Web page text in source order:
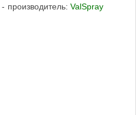
производитель: ValSpray